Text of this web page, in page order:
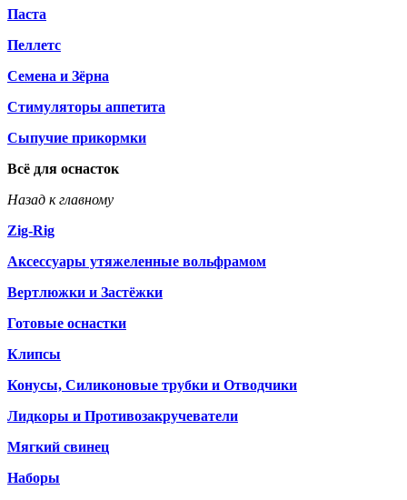
Паста
Пеллетс
Семена и Зёрна
Стимуляторы аппетита
Сыпучие прикормки
Всё для оснасток
Назад к главному
Zig-Rig
Аксессуары утяжеленные вольфрамом
Вертлюжки и Застёжки
Готовые оснастки
Клипсы
Конусы, Силиконовые трубки и Отводчики
Лидкоры и Противозакручеватели
Мягкий свинец
Наборы